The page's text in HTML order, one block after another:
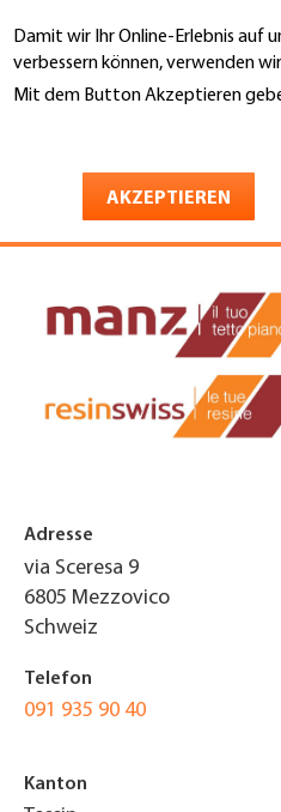
Damit wir Ihr Online-Erlebnis auf
verbessern können, verwenden
Mit dem Button Akzeptieren
AKZEPTIEREN
zum
Inhalt
Resinswiss SA
Adresse
via Sceresa 9
6805 Mezzovico
Schweiz
Telefon
091 935 90 40
Kanton